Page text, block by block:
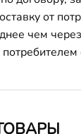
от
чем